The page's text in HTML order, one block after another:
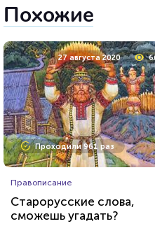
Похожие
27 августа 2020
Проходили 961 раз
Правописание
Старорусские слова,
сможешь угадать?